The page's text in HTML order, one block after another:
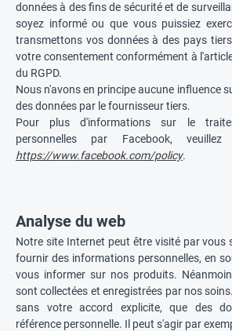
données à des fins de sécurité et de
soyez informé ou que vous puissiez
transmettons vos données à des pays
votre consentement conformément à
du RGPD.
Nous n'avons en principe aucune influence
des données par le fournisseur tiers.
Pour plus d'informations sur le
personnelles par Facebook,
https://www.facebook.com/policy.
Analyse du web
Notre site Internet peut être visité par vous
fournir des informations personnelles, en
vous informer sur nos produits.
sont collectées et enregistrées par nos
sans votre accord explicite, que des
référence personnelle. Il peut s'agir par